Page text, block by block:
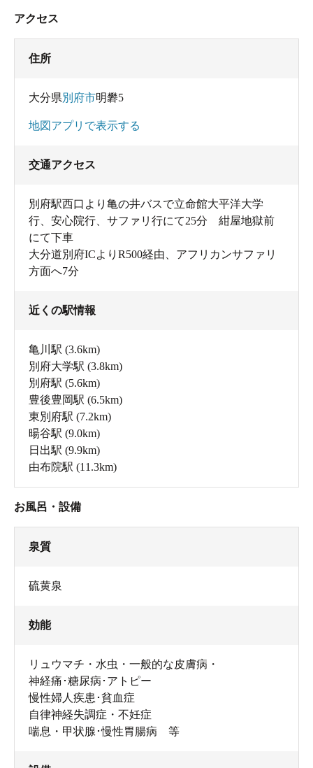
アクセス
住所
大分県別府市明礬5
地図アプリで表示する
交通アクセス
別府駅西口より亀の井バスで立命館大平洋大学
行、安心院行、サファリ行にて25分 紺屋地獄前
にて下車
大分道別府ICよりR500経由、アフリカンサファリ
方面へ7分
近くの駅情報
亀川駅 (3.6km)
別府大学駅 (3.8km)
別府駅 (5.6km)
豊後豊岡駅 (6.5km)
東別府駅 (7.2km)
暘谷駅 (9.0km)
日出駅 (9.9km)
由布院駅 (11.3km)
お風呂・設備
泉質
硫黄泉
効能
リュウマチ・水虫・一般的な皮膚病・
神経痛･糖尿病･アトピー
慢性婦人疾患･貧血症
自律神経失調症・不妊症
喘息・甲状腺･慢性胃腸病 等